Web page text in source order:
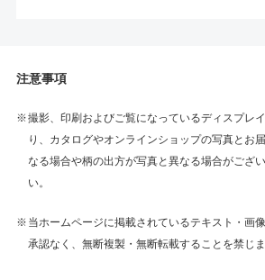
注意事項
撮影、印刷およびご覧になっているディスプレ
り、カタログやオンラインショップの写真とお
なる場合や柄の出方が写真と異なる場合がござ
い。
当ホームページに掲載されているテキスト・画
承認なく、無断複製・無断転載することを禁じま